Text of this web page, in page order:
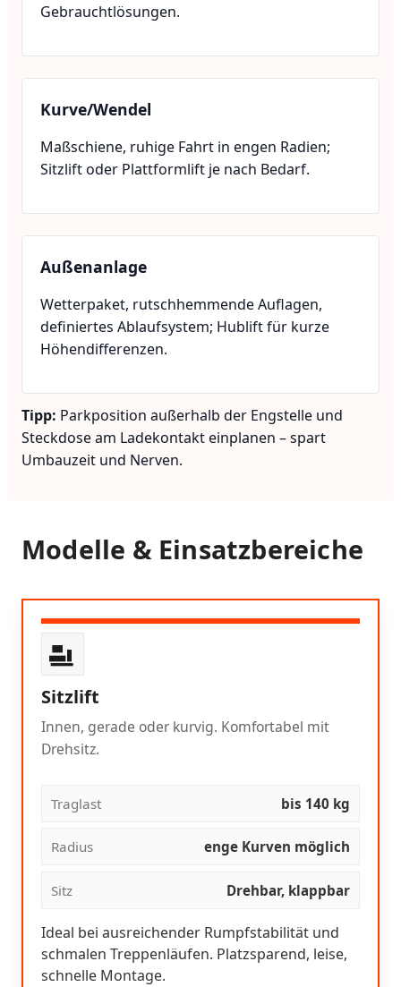
Gebrauchtlösungen.
Kurve/Wendel
Maßschiene, ruhige Fahrt in engen Radien;
Sitzlift oder Plattformlift je nach Bedarf.
Außenanlage
Wetterpaket, rutschhemmende Auflagen,
definiertes Ablaufsystem; Hublift für kurze
Höhendifferenzen.
Tipp: Parkposition außerhalb der Engstelle und
Steckdose am Ladekontakt einplanen – spart
Umbauzeit und Nerven.
Modelle & Einsatzbereiche
Sitzlift
Innen, gerade oder kurvig. Komfortabel mit
Drehsitz.
Traglast bis 140 kg
Radius enge Kurven möglich
Sitz Drehbar, klappbar
Ideal bei ausreichender Rumpfstabilität und
schmalen Treppenläufen. Platzsparend, leise,
schnelle Montage.